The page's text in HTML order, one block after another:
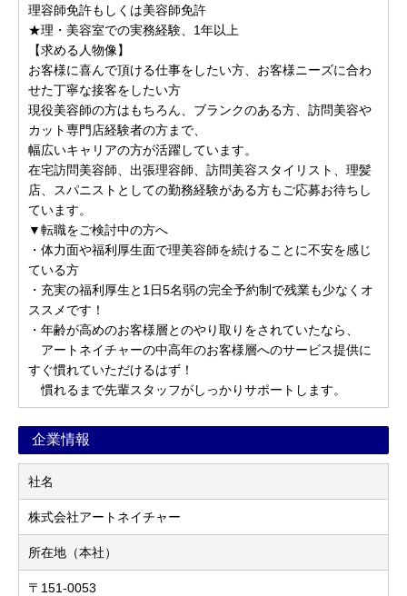
理容師免許もしくは美容師免許
★理・美容室での実務経験、1年以上
【求める人物像】
お客様に喜んで頂ける仕事をしたい方、お客様ニーズに合わ
せた丁寧な接客をしたい方
現役美容師の方はもちろん、ブランクのある方、訪問美容や
カット専門店経験者の方まで、
幅広いキャリアの方が活躍しています。
在宅訪問美容師、出張理容師、訪問美容スタイリスト、理髪
店、スパニストとしての勤務経験がある方もご応募お待ちし
ています。
▼転職をご検討中の方へ
・体力面や福利厚生面で理美容師を続けることに不安を感じ
ている方
・充実の福利厚生と1日5名弱の完全予約制で残業も少なくオ
ススメです！
・年齢が高めのお客様層とのやり取りをされていたなら、
アートネイチャーの中高年のお客様層へのサービス提供に
すぐ慣れていただけるはず！
慣れるまで先輩スタッフがしっかりサポートします。
企業情報
社名
株式会社アートネイチャー
所在地（本社）
〒151-0053